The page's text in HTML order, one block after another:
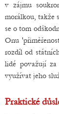
v zájmu
morálkou, takže
se o tom
Onu
rozdíl od
lidé považují
využívat jeho
Praktické